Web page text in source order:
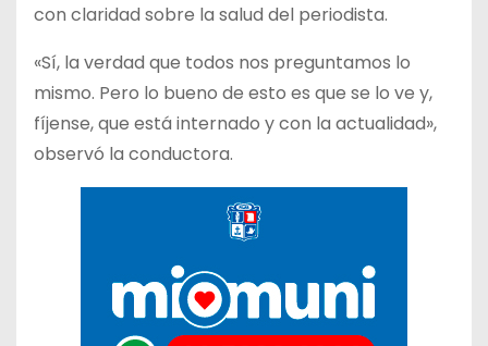
con claridad sobre la salud del periodista.
«Sí, la verdad que todos nos preguntamos lo
mismo. Pero lo bueno de esto es que se lo ve y,
fíjense, que está internado y con la actualidad»,
observó la conductora.